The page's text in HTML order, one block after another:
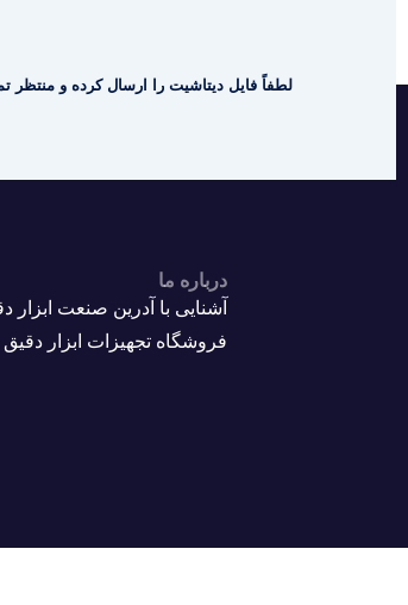
لطفاً فایل دیتاشیت را ارسال کرده و منتظر
درباره ما
فروشگاه تجهیزات ابزار